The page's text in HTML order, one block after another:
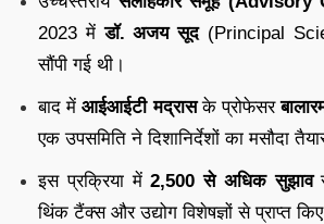
2023 मेंडॉ. अजय सूद(Principal
सौंपी गई थी।
बाद मेंआईआईटी मद्रासके प्रोफेसर
एक उपसमिति ने दिशानिर्देशों का मसौदा
इस प्रक्रिया में2,500 से अधिक सुझाव
थिंक टैंक्स और उद्योग विशेषज्ञों से प्राप्त